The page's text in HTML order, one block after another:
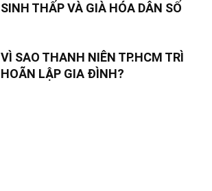
SINH THẤP VÀ GIÀ HÓA DÂN SỐ
VÌ SAO THANH NIÊN TP.HCM TRÌ
HOÃN LẬP GIA ĐÌNH?